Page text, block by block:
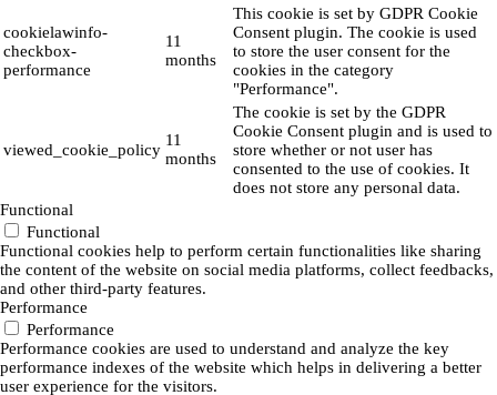
cookielawinfo-
checkbox-
performance
11
months
This cookie is set by GDPR Cookie
Consent plugin. The cookie is used
to store the user consent for the
cookies in the category
"Performance".
viewed_cookie_policy
11
months
The cookie is set by the GDPR
Cookie Consent plugin and is used to
store whether or not user has
consented to the use of cookies. It
does not store any personal data.
Functional
Functional
Functional cookies help to perform certain functionalities like sharing
the content of the website on social media platforms, collect feedbacks,
and other third-party features.
Performance
Performance
Performance cookies are used to understand and analyze the key
performance indexes of the website which helps in delivering a better
user experience for the visitors.